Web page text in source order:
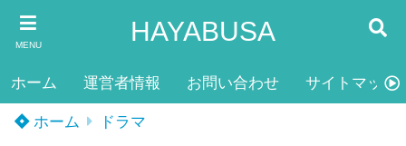
MENU HAYABUSA
ホーム 運営者情報 お問い合わせ サイトマップ
ホーム ドラマ